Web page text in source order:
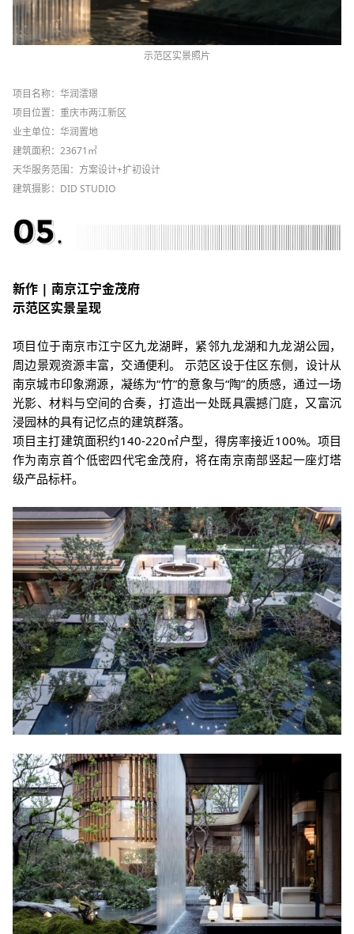
示范区实景照片
项目名称：华润澐璟
项目位置：重庆市两江新区
业主单位：华润置地
建筑面积： 23671㎡
天华服务范围：方案设计+扩初设计
建筑摄影：DID STUDIO
新作 | 南京江宁金茂府
示范区实景呈现
项目位于南京市江宁区九龙湖畔，紧邻九龙湖和九龙湖公园，
周边景观资源丰富，交通便利。
示范区设于住区东侧，设计从
南京城市印象溯源， 凝练为“竹”的意象与“陶”的质感，通过一场
光影、材料与空间的合奏，打造出一处既具震撼门庭，又富沉
浸园林的具有记忆点的建筑群落。
项目主打建筑面积约140-220㎡户型，得房率接近100%。项目
作为南京首个低密四代宅金茂府，将在南京南部竖起一座灯塔
级产品标杆。